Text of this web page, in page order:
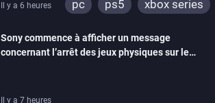
Il y a 6 heures pc ps5
xbox series
ps4
xbox one
switch 2
Sony commence à afficher un message
concernant l’arrêt des jeux physiques sur le
Il y a 7 heures